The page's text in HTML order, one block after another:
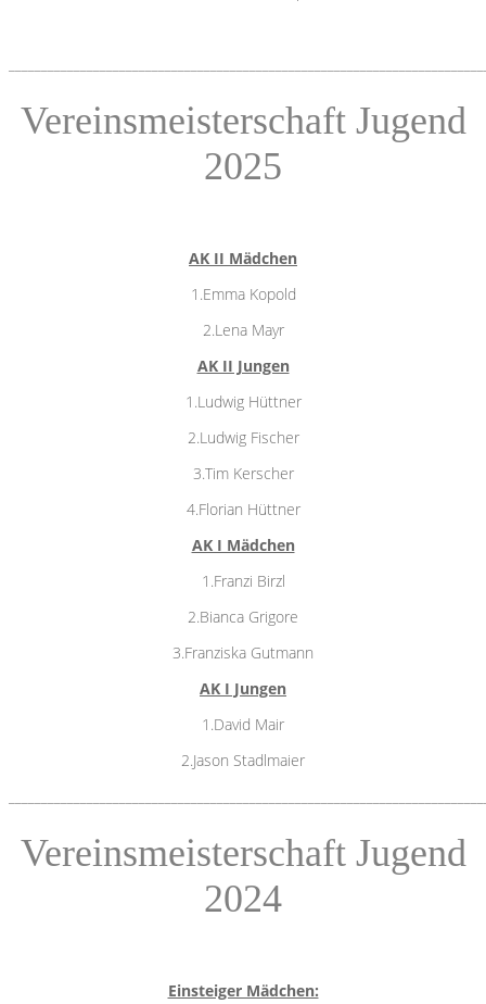
Vereinsmeisterschaft Jugend
2025
AK II Mädchen
1.Emma Kopold
2.Lena Mayr
AK II Jungen
1.Ludwig Hüttner
2.Ludwig Fischer
3.Tim Kerscher
4.Florian Hüttner
AK I Mädchen
1.Franzi Birzl
2.Bianca Grigore
3.Franziska Gutmann
AK I Jungen
1.David Mair
2.Jason Stadlmaier
Vereinsmeisterschaft Jugend
2024
Einsteiger Mädchen: